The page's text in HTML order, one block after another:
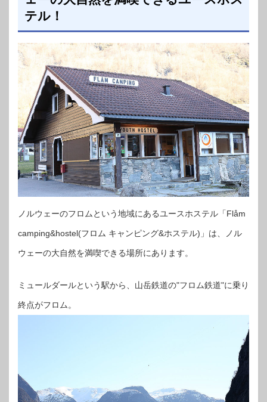
テル！
ノルウェーのフロムという地域にあるユースホステル「Flåm
camping&hostel(フロム キャンピング&ホステル)」は、ノル
ウェーの大自然を満喫できる場所にあります。
ミュールダールという駅から、山岳鉄道の"フロム鉄道"に乗り
終点がフロム。